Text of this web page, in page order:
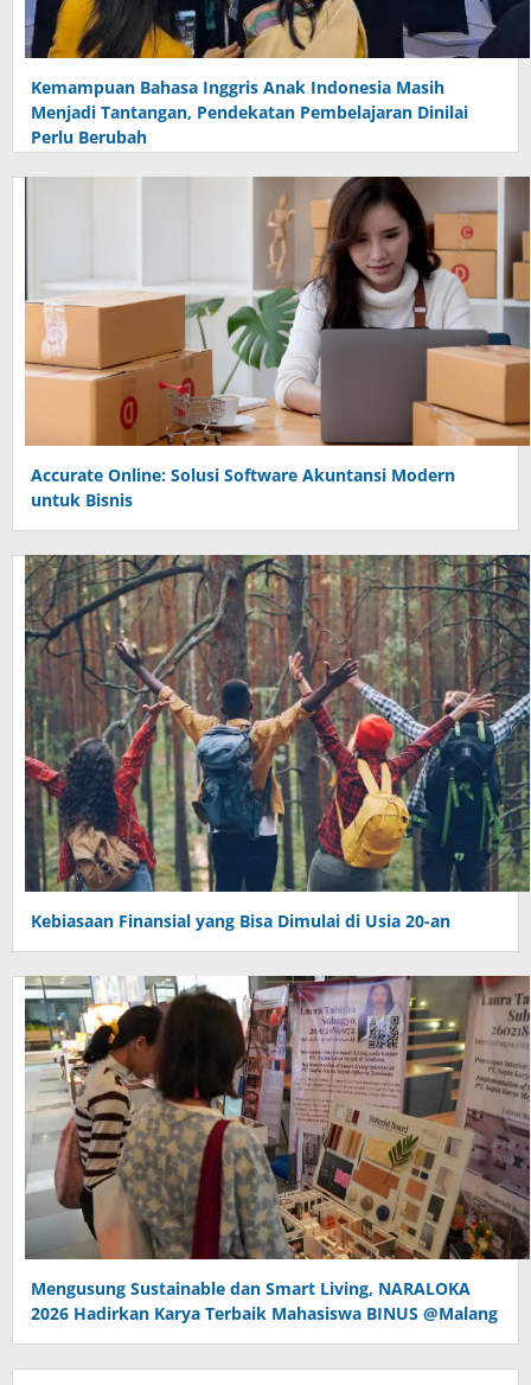
Kemampuan Bahasa Inggris Anak Indonesia Masih
Menjadi Tantangan, Pendekatan Pembelajaran Dinilai
Perlu Berubah
Accurate Online: Solusi Software Akuntansi Modern
untuk Bisnis
Kebiasaan Finansial yang Bisa Dimulai di Usia 20-an
Mengusung Sustainable dan Smart Living, NARALOKA
2026 Hadirkan Karya Terbaik Mahasiswa BINUS @Malang